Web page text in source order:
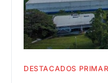
DESTACADOS